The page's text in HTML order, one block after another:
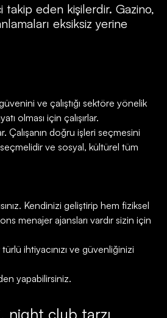
takip eden kişilerdir. Gazino,
eksiksiz yerine
ve çalıştığı sektöre yönelik
olması için çalışırlar.
Çalışanın doğru işleri seçmesini
seçmelidir ve sosyal, kültürel tüm
Kendinizi geliştirip hem fiziksel
menajer ajansları vardır sizin için
ihtiyacınızı ve güvenliğinizi
yapabilirsiniz.
night club tarzı